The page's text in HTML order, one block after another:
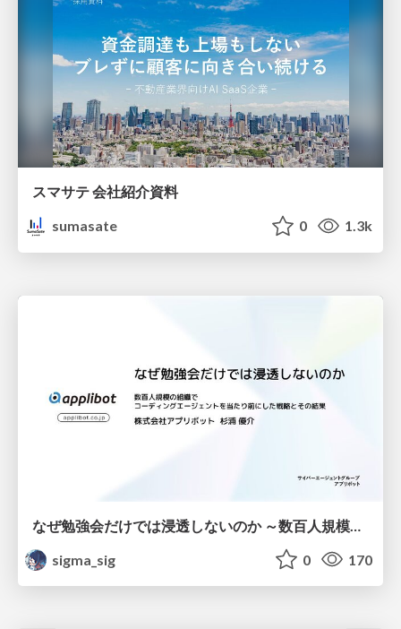
スマサテ 会社紹介資料
sumasate
0 1.3k
sigma_sig
0 170